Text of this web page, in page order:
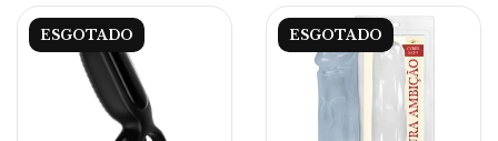
ESGOTADO ESGOTADO